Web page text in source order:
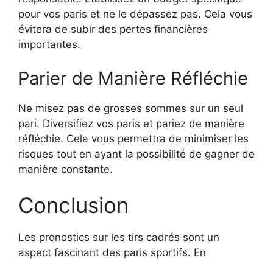
pour vos paris et ne le dépassez pas. Cela vous
évitera de subir des pertes financières
importantes.
Parier de Manière Réfléchie
Ne misez pas de grosses sommes sur un seul
pari. Diversifiez vos paris et pariez de manière
réfléchie. Cela vous permettra de minimiser les
risques tout en ayant la possibilité de gagner de
manière constante.
Conclusion
Les pronostics sur les tirs cadrés sont un
aspect fascinant des paris sportifs. En